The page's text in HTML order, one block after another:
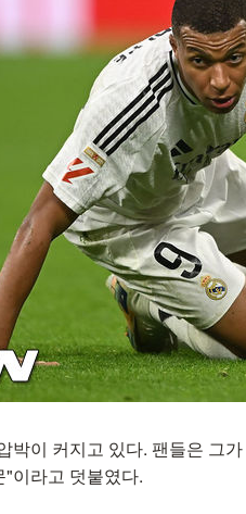
박이 커지고 있다. 팬들은 그
이라고 덧붙였다.